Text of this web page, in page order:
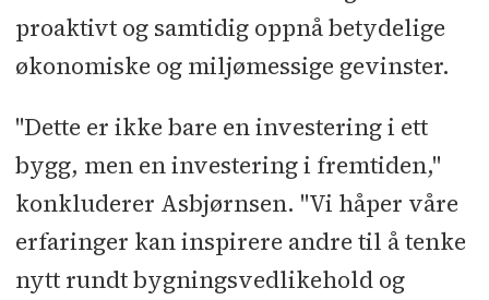
proaktivt og samtidig oppnå betydelige
økonomiske og miljømessige gevinster.
"Dette er ikke bare en investering i ett
bygg, men en investering i fremtiden,"
konkluderer Asbjørnsen. "Vi håper våre
erfaringer kan inspirere andre til å tenke
nytt rundt bygningsvedlikehold og